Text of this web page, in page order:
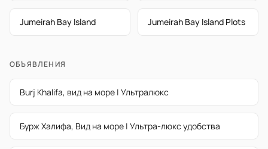
Jumeirah Bay Island Jumeirah Bay Island Plots
ОБЪЯВЛЕНИЯ
Burj Khalifa, вид на море | Ультралюкс
Бурж Халифа, Вид на море | Ультра-люкс удобства